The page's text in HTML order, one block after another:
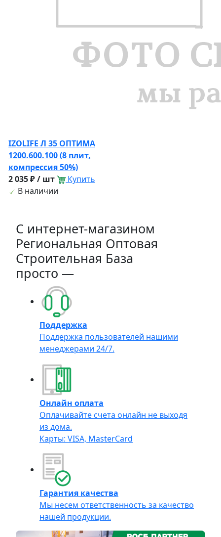
IZOLIFE Л 35 ОПТИМА
1200.600.100 (8 плит,
компрессия 50%)
2 035 ₽ / шт
Купить
В наличии
C интернет-магазином
Региональная Оптовая
Строительная База
просто —
Поддержка
Поддержка пользователей нашими
менеджерами 24/7.
Онлайн оплата
Оплачивайте счета онлайн не выходя
из дома.
Карты: VISA, MasterCard
Гарантия качества
Мы несем ответственность за качество
нашей продукции.